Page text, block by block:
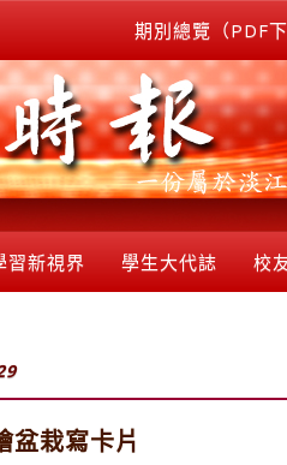
期別總覽（PDF下
習新視界 學生大代誌 校
盆栽寫卡片